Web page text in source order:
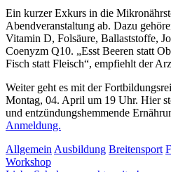
Ein kurzer Exkurs in die
Abendveranstaltung ab. Dazu
Vitamin D, Folsäure, Ballaststoffe,
Coenyzm Q10. „Esst Beeren statt
Fisch statt Fleisch“, empfiehlt der
Weiter geht es mit der
Montag, 04. April um 19 Uhr. Hier
und entzündungshemmende
Anmeldung.
AllgemeinAusbildung Breitensport
Workshop